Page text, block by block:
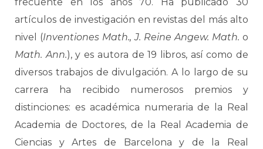
artículos de investigación en revistas del más alto
nivel (Inventiones Math., J. Reine Angew. Math. o
Math. Ann.), y es autora de 19 libros, así como de
diversos trabajos de divulgación. A lo largo de su
carrera ha recibido numerosos premios y
distinciones: es académica numeraria de la Real
Academia de Doctores, de la Real Academia de
Ciencias y Artes de Barcelona y de la Real